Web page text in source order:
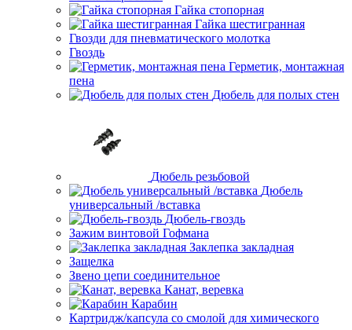
Гайка стопорная
Гайка шестигранная
Гвозди для пневматического молотка
Гвоздь
Герметик, монтажная
пена
Дюбель для полых стен
Дюбель резьбовой
Дюбель
универсальный /вставка
Дюбель-гвоздь
Зажим винтовой Гофмана
Заклепка закладная
Защелка
Звено цепи соединительное
Канат, веревка
Карабин
Картридж/капсула со смолой для химического